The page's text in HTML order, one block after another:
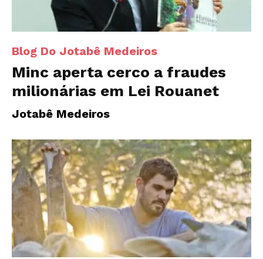
Blog Do Jotabê Medeiros
Minc aperta cerco a fraudes
milionárias em Lei Rouanet
Jotabê Medeiros